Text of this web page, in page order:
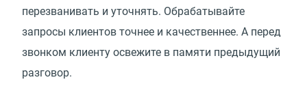
перезванивать и уточнять. Обрабатывайте
запросы клиентов точнее и качественнее. А перед
звонком клиенту освежите в памяти предыдущий
разговор.